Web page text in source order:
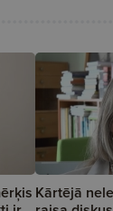
Kārtējā